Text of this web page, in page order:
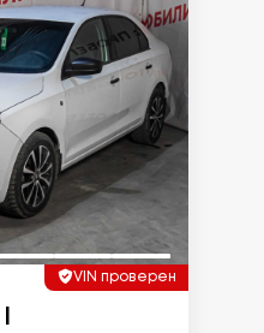
VIN проверен